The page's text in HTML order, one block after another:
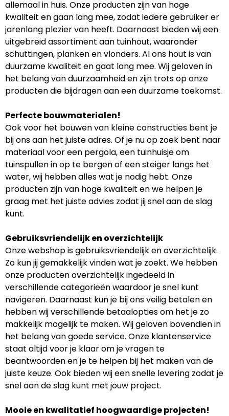
allemaal in huis. Onze producten zijn van hoge
kwaliteit en gaan lang mee, zodat iedere gebruiker er
jarenlang plezier van heeft. Daarnaast bieden wij een
uitgebreid assortiment aan tuinhout, waaronder
schuttingen, planken en vlonders. Al ons hout is van
duurzame kwaliteit en gaat lang mee. Wij geloven in
het belang van duurzaamheid en zijn trots op onze
producten die bijdragen aan een duurzame toekomst.
Perfecte bouwmaterialen!
Ook voor het bouwen van kleine constructies bent je
bij ons aan het juiste adres. Of je nu op zoek bent naar
materiaal voor een pergola, een tuinhuisje om
tuinspullen in op te bergen of een steiger langs het
water, wij hebben alles wat je nodig hebt. Onze
producten zijn van hoge kwaliteit en we helpen je
graag met het juiste advies zodat jij snel aan de slag
kunt.
Gebruiksvriendelijk en overzichtelijk
Onze webshop is gebruiksvriendelijk en overzichtelijk.
Zo kun jij gemakkelijk vinden wat je zoekt. We hebben
onze producten overzichtelijk ingedeeld in
verschillende categorieën waardoor je snel kunt
navigeren. Daarnaast kun je bij ons veilig betalen en
hebben wij verschillende betaalopties om het je zo
makkelijk mogelijk te maken. Wij geloven bovendien in
het belang van goede service. Onze klantenservice
staat altijd voor je klaar om je vragen te
beantwoorden en je te helpen bij het maken van de
juiste keuze. Ook bieden wij een snelle levering zodat je
snel aan de slag kunt met jouw project.
Mooie en kwalitatief hoogwaardige projecten!